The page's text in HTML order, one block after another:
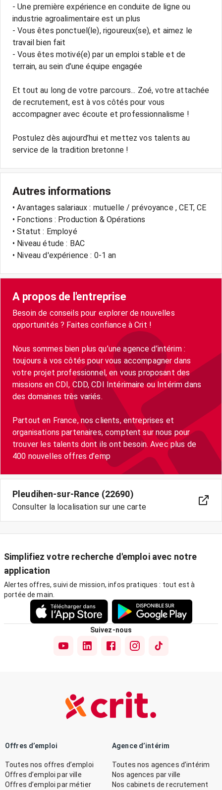
- Une première expérience en conduite de ligne ou
industrie agroalimentaire est un plus
- Vous êtes ponctuel(le), rigoureux(se), et aimez le
travail bien fait
- Vous êtes motivé(e) par un emploi stable et de
terrain, au sein d’une équipe engagée
Et tout au long de votre parcours... Zoé, votre attachée
de recrutement, est à vos côtés pour vous
accompagner avec écoute et professionnalisme !
Postulez dès aujourd’hui et mettez vos talents au
Autres informations
• Avantages salariaux : mutuelle / prévoyance , CET, CE
• Fonctions : Production & Opérations
• Statut : Employé
• Niveau étude : BAC
• Niveau d'expérience : 0-1 an
A propos de l'entreprise
Besoin de conseils pour explorer de nouvelles
opportunités ? Faites confiance à Crit !
Nous sommes bien plus qu’une agence d’intérim :
toujours à vos côtés pour vous accompagner dans
votre projet professionnel, en vous proposant des
missions en CDI, CDD, CDI Intérimaire ou Intérim dans
des domaines très variés.
Partout en France, nos clients, entreprises et
organisations partenaires, comptent sur nous pour
trouver les talents dont ils ont besoin. Avec plus de
400 nouvelles offres d’emp
Pleudihen-sur-Rance (22690)
Consulter la localisation sur une carte
Simplifiez votre recherche d'emploi avec notre
application
Alertes offres, suivi de mission, infos pratiques : tout est à
portée de main.
Suivez-nous
Offres d’emploi
Toutes nos offres d’emploi
Offres d’emploi par ville
Offres d’emploi par métier
Agence d’intérim
Toutes nos agences d’intérim
Nos agences par ville
Nos cabinets de recrutement